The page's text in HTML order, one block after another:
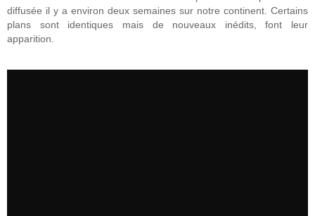
diffusée il y a environ deux semaines sur notre continent. Certains
plans sont identiques mais de nouveaux inédits, font leur
apparition.